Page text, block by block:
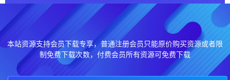
本站资源支持会员下载专享，普通注册会员只能原价购买资源或者限
制免费下载次数，付费会员所有资源可免费下载